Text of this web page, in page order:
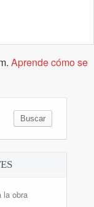
Aprende cómo se
la obra